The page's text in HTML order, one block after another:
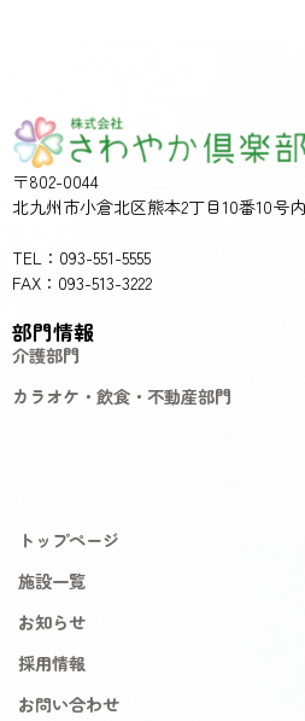
〒802-0044
北九州市小倉北区熊本2丁目10番10号
TEL：093-551-5555
FAX：093-513-3222
部門情報
介護部門
カラオケ・飲食・不動産部門
トップページ
施設一覧
お知らせ
採用情報
お問い合わせ